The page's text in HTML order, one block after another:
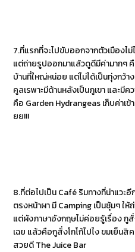
7.ที่แรกที่จะไปขับออกจากตัวเมืองไ
แต่ถ่ายรูปออกมาแล้วดูดีมีค่ามากๆ
บ้านที่ใหญ่หน่อย แต่ไม่ได้เป็นทุ่งกว้
คูลเรพาะมีด้านหลังเป็นภูเขา และมี
คือ Garden Hydrangeas เก็บค่าเ
ยย!!!
8.ที่ต่อไปเป็น Café ริมทางที่น่าแวะ
ตรงหน้าผา มี Camping เป็นซุ้มๆ ใ
แต่ผังภาษาอังกฤษไม่ค่อยรู้เรื่อง กูสั่
เฉย แล้วคือกูสั่งโกโก้ไปไง ขมเย็น
สวยดี The Juice Bar